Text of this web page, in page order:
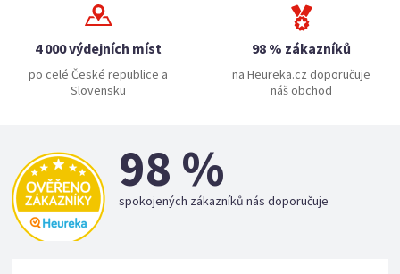
4 000 výdejních míst
po celé České republice a
Slovensku
98 % zákazníků
na Heureka.cz doporučuje
náš obchod
98 %
spokojených zákazníků nás doporučuje